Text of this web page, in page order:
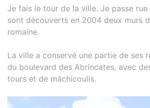
Je fais le tour de la ville. Je passe rue
sont découverts en 2004 deux murs
romaine.
La ville a conservé une partie de ses
du boulevard des Abrincates, avec
tours et de mâchicoulis.